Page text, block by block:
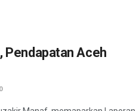
Pendapatan Aceh
0